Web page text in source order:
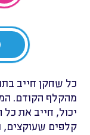
כל שחקן חייב
מהקלף הקודם.
יכול, חייב את
קלפים שעוקצים,